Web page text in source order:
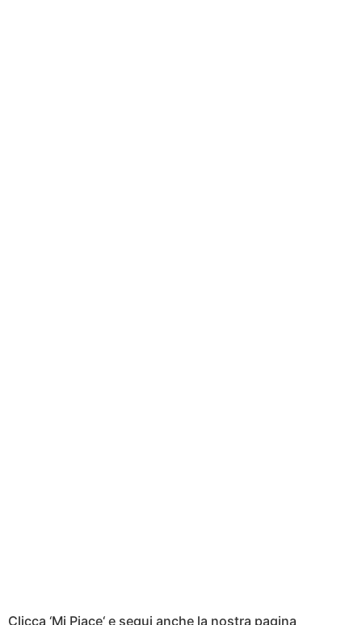
Clicca ‘Mi Piace‘ e segui anche la nostra pagina